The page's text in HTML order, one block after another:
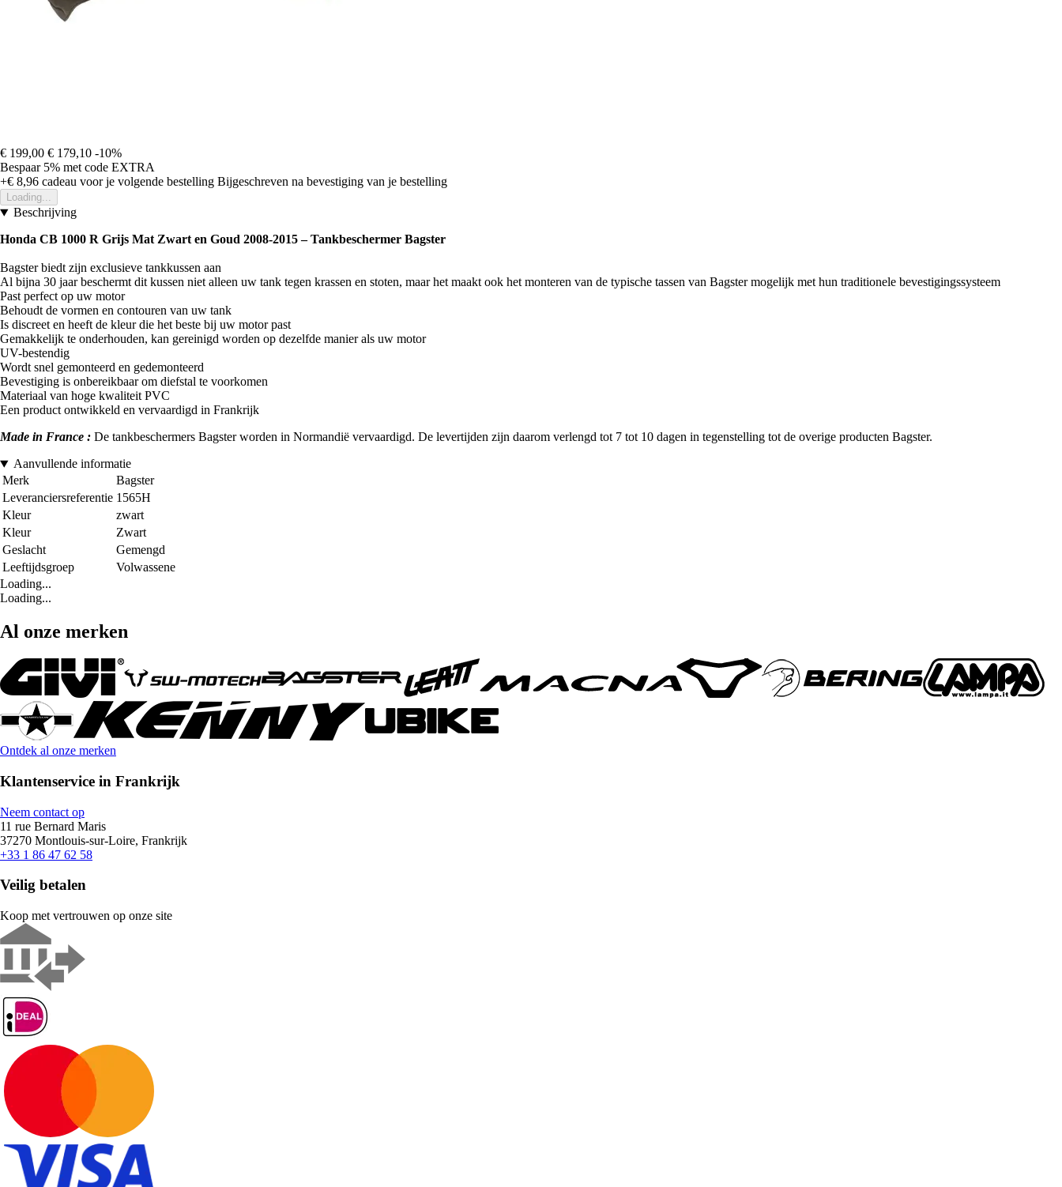
€ 199,00 € 179,10 -10%
Bespaar 5% met code EXTRA
+€ 8,96 cadeau voor je volgende bestelling Bijgeschreven na bevestiging van je bestelling
Loading...
Beschrijving
Honda CB 1000 R Grijs Mat Zwart en Goud 2008-2015 – Tankbeschermer Bagster
Bagster biedt zijn exclusieve tankkussen aan
Al bijna 30 jaar beschermt dit kussen niet alleen uw tank tegen krassen en stoten, maar het maakt ook het monteren van de typische tassen van Bagster mogelijk met hun traditionele bevestigingssysteem
Past perfect op uw motor
Behoudt de vormen en contouren van uw tank
Is discreet en heeft de kleur die het beste bij uw motor past
Gemakkelijk te onderhouden, kan gereinigd worden op dezelfde manier als uw motor
UV-bestendig
Wordt snel gemonteerd en gedemonteerd
Bevestiging is onbereikbaar om diefstal te voorkomen
Materiaal van hoge kwaliteit PVC
Een product ontwikkeld en vervaardigd in Frankrijk
Made in France : De tankbeschermers Bagster worden in Normandië vervaardigd. De levertijden zijn daarom verlengd tot 7 tot 10 dagen in tegenstelling tot de overige producten Bagster.
Aanvullende informatie
Merk
Bagster
Leveranciersreferentie 1565H
Kleur
zwart
Kleur
Zwart
Geslacht
Gemengd
Leeftijdsgroep
Volwassene
Loading...
Loading...
Al onze merken
Ontdek al onze merken
Klantenservice in Frankrijk
Neem contact op
11 rue Bernard Maris
37270 Montlouis-sur-Loire, Frankrijk
+33 1 86 47 62 58
Veilig betalen
Koop met vertrouwen op onze site